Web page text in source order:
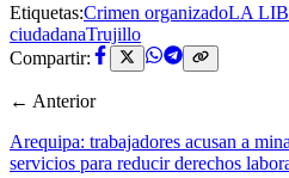
Etiquetas:Crimen organizadoLA
ciudadanaTrujillo
Compartir:
← Anterior
Arequipa: trabajadores acusan a
servicios para reducir derechos